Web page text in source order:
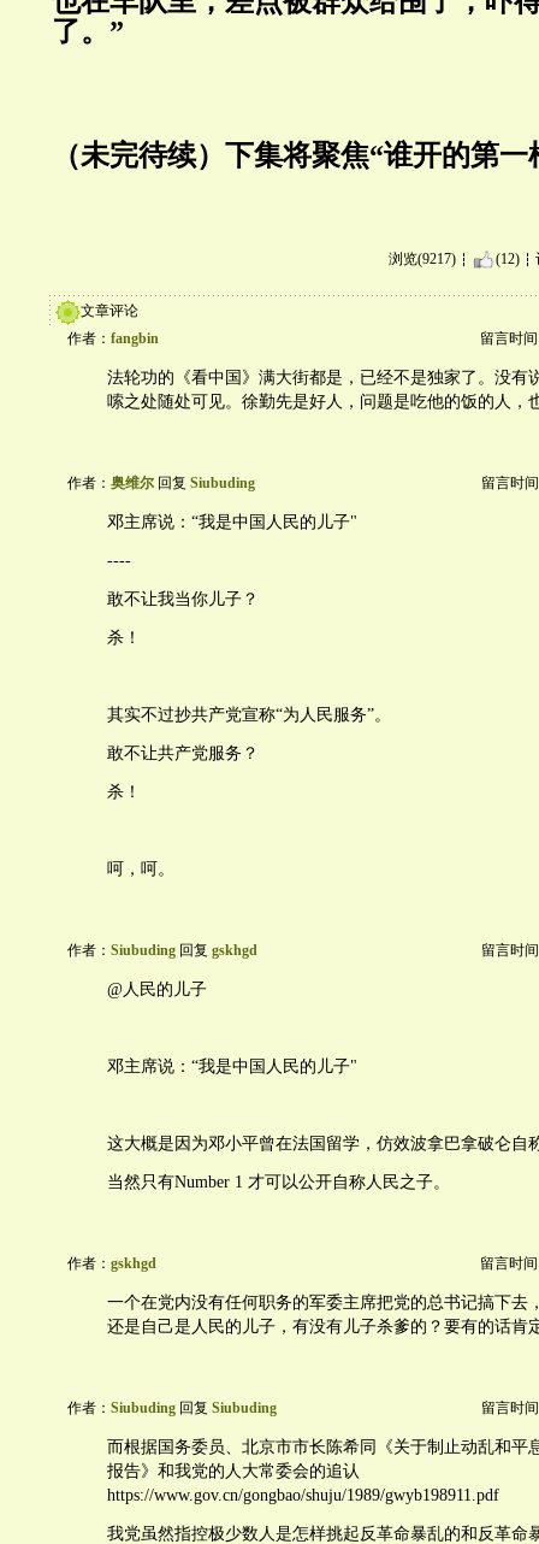
了。”
（未完待续）下集将聚焦“
浏览(9217) (12)
文章评论
作者： fangbin 留言时间
法轮功的《看中国》满大街都是，已经不是独家了。没有
嗦之处随处可见。徐勤先是好人，问题是吃他的饭的人，
作者： 奥维尔 回复 Siubuding 留言时
邓主席说：“我是中国人民的儿子"
----
敢不让我当你儿子？
杀！
其实不过抄共产党宣称“为人民服务”。
敢不让共产党服务？
杀！
呵，呵。
作者： Siubuding 回复 gskhgd 留言时
@人民的儿子
邓主席说：“我是中国人民的儿子"
这大概是因为邓小平曾在法国留学，仿效波拿巴拿破仑自
当然只有Number 1 才可以公开自称人民之子。
作者： gskhgd 留言时间
一个在党内没有任何职务的军委主席把党的总书记搞下去
还是自己是人民的儿子，有没有儿子杀爹的？要有的话肯
作者： Siubuding 回复 Siubuding 留言时
而根据国务委员、北京市市长陈希同《关于制止动乱和平
报告》和我党的人大常委会的追认
https://www.gov.cn/gongbao/shuju/1989/gwyb198911.pdf
我党虽然指控极少数人是怎样挑起反革命暴乱的和反革命